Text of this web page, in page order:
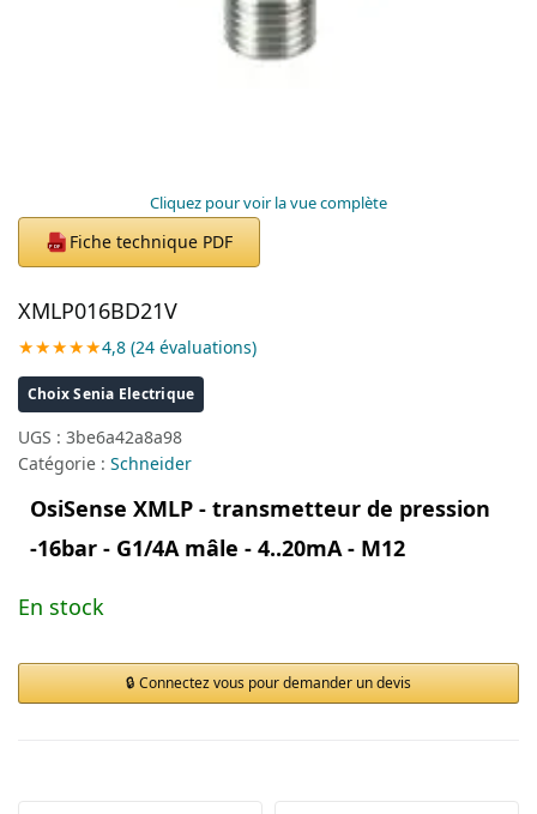
Cliquez pour voir la vue complète
PDF Fiche technique PDF
XMLP016BD21V
★★★★★4,8 (24 évaluations)
Choix Senia Electrique
UGS : 3be6a42a8a98
Catégorie : Schneider
OsiSense XMLP - transmetteur de pression
-16bar - G1/4A mâle - 4..20mA - M12
En stock
Connectez vous pour demander un devis